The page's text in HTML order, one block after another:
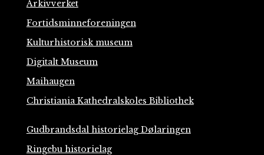
Arkivverket
Fortidsminneforeningen
Kulturhistorisk museum
Digitalt Museum
Maihaugen
Christiania Kathedralskoles Bibliothek
Gudbrandsdal historielag Dølaringen
Ringebu historielag